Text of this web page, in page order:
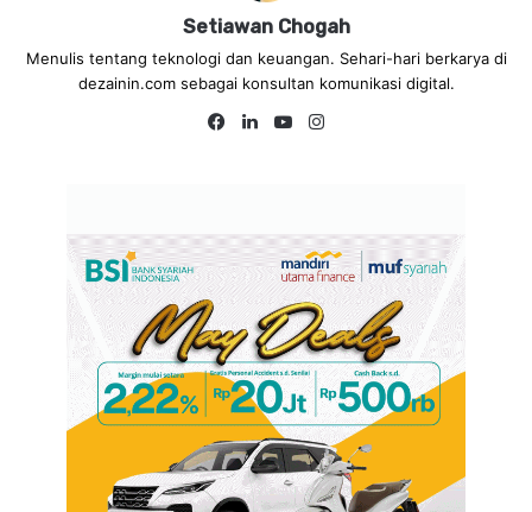
Setiawan Chogah
Menulis tentang teknologi dan keuangan. Sehari-hari berkarya di
dezainin.com sebagai konsultan komunikasi digital.
Fa
Lin
Yo